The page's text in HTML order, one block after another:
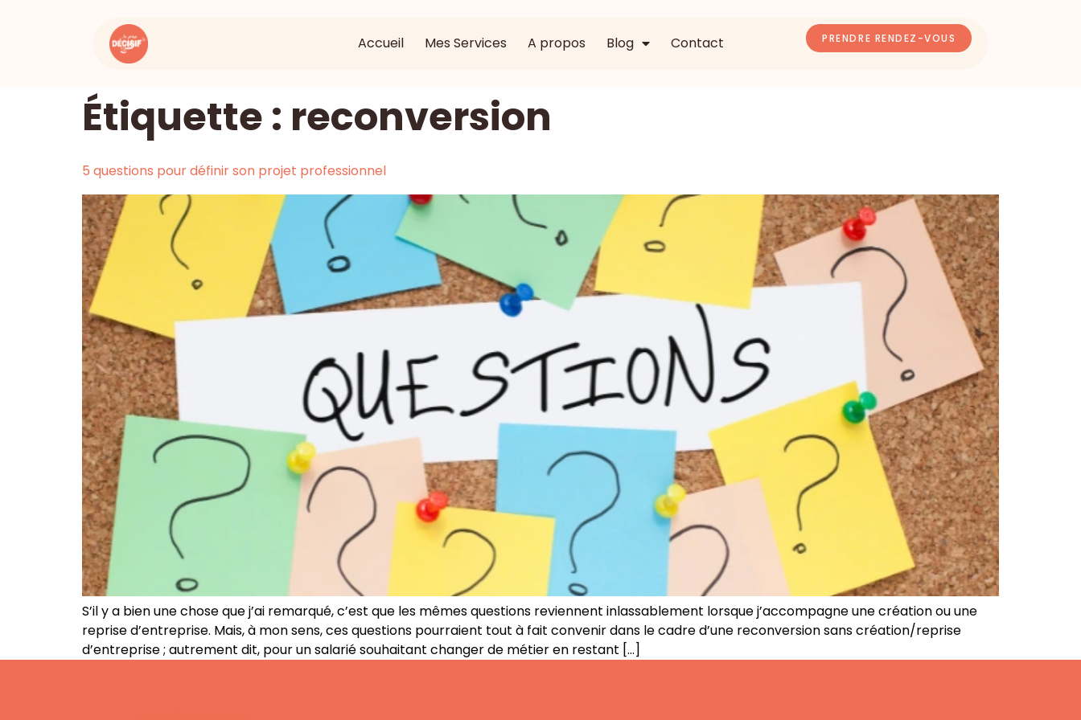
Accueil Mes Services A propos Blog Contact PRENDRE RENDEZ-VOUS
Étiquette : reconversion
5 questions pour définir son projet professionnel
S’il y a bien une chose que j’ai remarqué, c’est que les mêmes questions reviennent inlassablement lorsque j’accompagne une création ou une
reprise d’entreprise. Mais, à mon sens, ces questions pourraient tout à fait convenir dans le cadre d’une reconversion sans création/reprise
d’entreprise ; autrement dit, pour un salarié souhaitant changer de métier en restant […]